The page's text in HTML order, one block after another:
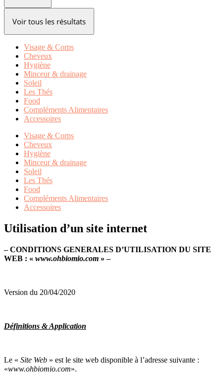
Voir tous les résultats
Visage & Corps
Cheveux
Hygiène
Minceur & drainage
Soleil
Les Thés
Food
Compléments Alimentaires
Accessoires
Visage & Corps
Cheveux
Hygiène
Minceur & drainage
Soleil
Les Thés
Food
Compléments Alimentaires
Accessoires
Utilisation d’un site internet
– CONDITIONS GENERALES D’UTILISATION DU SITE
WEB : « www.ohbiomio.com » –
Version du 20/04/2020
Définitions & Application
Le « Site Web » est le site web disponible à l’adresse suivante :
«www.ohbiomio.com».